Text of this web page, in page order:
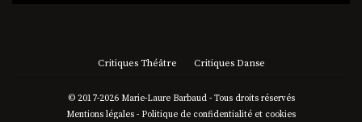
Critiques Théâtre Critiques Danse
© 2017-2026 Marie-Laure Barbaud - Tous droits réservés
Mentions légales - Politique de confidentialité et cookies